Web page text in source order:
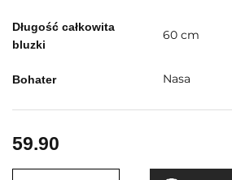
Długość całkowita
bluzki
60 cm
Bohater Nasa
59.90